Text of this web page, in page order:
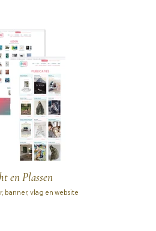
en Plassen
banner, vlag en website